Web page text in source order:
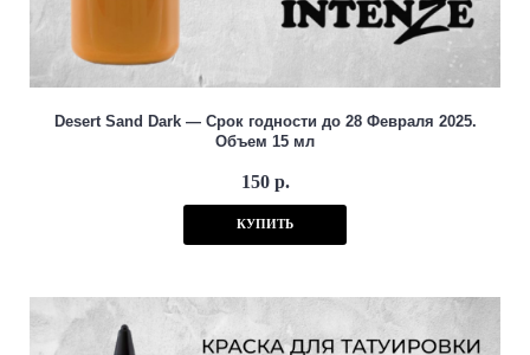
Desert Sand Dark — Срок годности до 28 Февраля 2025.
Объем 15 мл
150 р.
КУПИТЬ